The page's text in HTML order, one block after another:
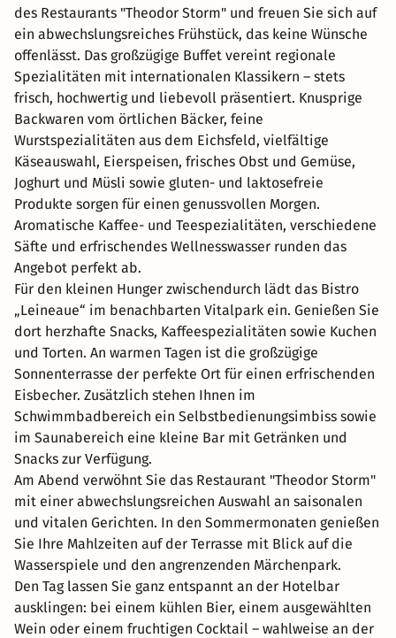
des Restaurants "Theodor Storm" und freuen Sie sich auf
ein abwechslungsreiches Frühstück, das keine Wünsche
offenlässt. Das großzügige Buffet vereint regionale
Spezialitäten mit internationalen Klassikern – stets
frisch, hochwertig und liebevoll präsentiert. Knusprige
Backwaren vom örtlichen Bäcker, feine
Wurstspezialitäten aus dem Eichsfeld, vielfältige
Käseauswahl, Eierspeisen, frisches Obst und Gemüse,
Joghurt und Müsli sowie gluten- und laktosefreie
Produkte sorgen für einen genussvollen Morgen.
Aromatische Kaffee- und Teespezialitäten, verschiedene
Säfte und erfrischendes Wellnesswasser runden das
Angebot perfekt ab.
Für den kleinen Hunger zwischendurch lädt das Bistro
„Leineaue“ im benachbarten Vitalpark ein. Genießen Sie
dort herzhafte Snacks, Kaffeespezialitäten sowie Kuchen
und Torten. An warmen Tagen ist die großzügige
Sonnenterrasse der perfekte Ort für einen erfrischenden
Eisbecher. Zusätzlich stehen Ihnen im
Schwimmbadbereich ein Selbstbedienungsimbiss sowie
im Saunabereich eine kleine Bar mit Getränken und
Snacks zur Verfügung.
Am Abend verwöhnt Sie das Restaurant "Theodor Storm"
mit einer abwechslungsreichen Auswahl an saisonalen
und vitalen Gerichten. In den Sommermonaten genießen
Sie Ihre Mahlzeiten auf der Terrasse mit Blick auf die
Wasserspiele und den angrenzenden Märchenpark.
Den Tag lassen Sie ganz entspannt an der Hotelbar
ausklingen: bei einem kühlen Bier, einem ausgewählten
Wein oder einem fruchtigen Cocktail – wahlweise an der